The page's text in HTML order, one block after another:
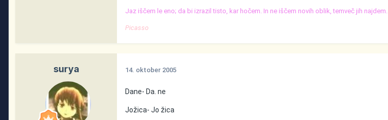
Jaz iščem le eno; da bi izrazil tisto, kar hočem. In ne iščem novih oblik, temveč jih najdem.
Picasso
surya 14. oktober 2005
Dane- Da. ne
Jožica- Jo žica